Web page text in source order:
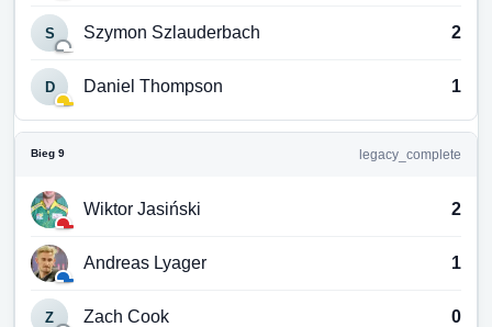
S Szymon Szlauderbach 2
D Daniel Thompson 1
Bieg 9 legacy_complete
Wiktor Jasiński 2
Andreas Lyager 1
Z Zach Cook 0